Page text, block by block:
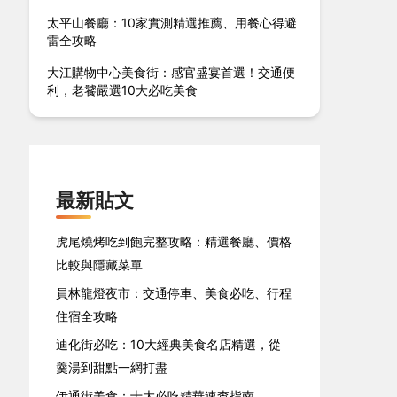
太平山餐廳：10家實測精選推薦、用餐心得避
雷全攻略
大江購物中心美食街：感官盛宴首選！交通便
利，老饕嚴選10大必吃美食
最新貼文
虎尾燒烤吃到飽完整攻略：精選餐廳、價格
比較與隱藏菜單
員林龍燈夜市：交通停車、美食必吃、行程
住宿全攻略
迪化街必吃：10大經典美食名店精選，從
羹湯到甜點一網打盡